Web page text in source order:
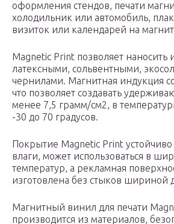
оформления стендов, печати
холодильник или автомобиль,
визиток или календарей на
Magnetic Print позволяет наносить
латексными, сольвентными,
чернилами. Магнитная индукция
что позволяет создавать
менее 7,5 грамм/см2, в
-30 до 70 градусов.
Покрытие Magnetic Print
влаги, может использоваться в
температур, а рекламная
изготовлена без стыков шириной
Магнитный винил для печати
производится из материалов,